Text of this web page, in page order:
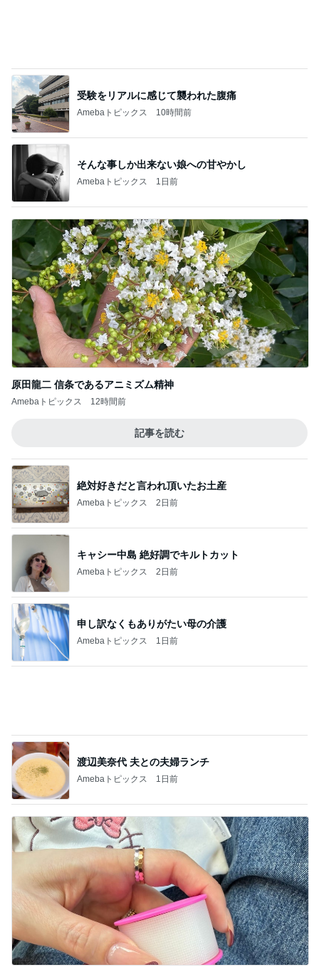
受験をリアルに感じて襲われた腹痛
Amebaトピックス 10時間前
そんな事しか出来ない娘への甘やかし
Amebaトピックス 1日前
原田龍二 信条であるアニミズム精神
Amebaトピックス 12時間前
記事を読む
絶対好きだと言われ頂いたお土産
Amebaトピックス 2日前
キャシー中島 絶好調でキルトカット
Amebaトピックス 2日前
申し訳なくもありがたい母の介護
Amebaトピックス 1日前
渡辺美奈代 夫との夫婦ランチ
Amebaトピックス 1日前